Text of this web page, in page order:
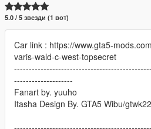
5.0 / 5 звезди (1 вот)
Car link : https://www.gta5-
varis-wald-c-west-topsecret
--------------------
Fanart by. yuuho
Itasha Design By. GTA5 Wibu/gtwk22